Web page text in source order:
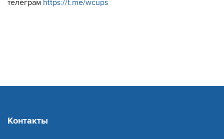
телеграм https://t.me/wcups
Контакты